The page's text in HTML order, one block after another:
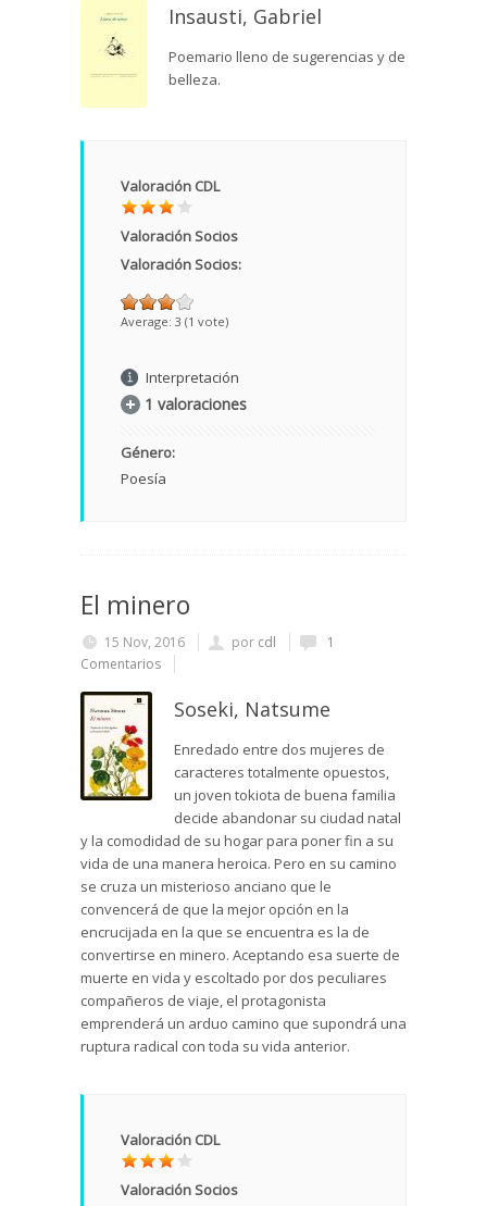
Insausti, Gabriel
Poemario lleno de sugerencias y de
belleza.
Valoración CDL
Valoración Socios
Valoración Socios:
Average: 3 (1 vote)
Interpretación
1 valoraciones
Género:
Poesía
El minero
15 Nov, 2016 por cdl
1
Comentarios
Soseki, Natsume
Enredado entre dos mujeres de
caracteres totalmente opuestos,
un joven tokiota de buena familia
decide abandonar su ciudad natal
y la comodidad de su hogar para poner fin a su
vida de una manera heroica. Pero en su camino
se cruza un misterioso anciano que le
convencerá de que la mejor opción en la
encrucijada en la que se encuentra es la de
convertirse en minero. Aceptando esa suerte de
muerte en vida y escoltado por dos peculiares
compañeros de viaje, el protagonista
emprenderá un arduo camino que supondrá una
ruptura radical con toda su vida anterior.
Valoración CDL
Valoración Socios